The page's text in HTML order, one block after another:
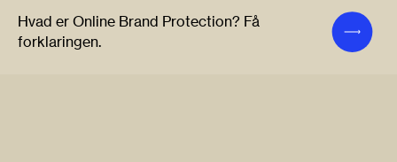
Hvad er Online Brand Protection? Få
forklaringen.